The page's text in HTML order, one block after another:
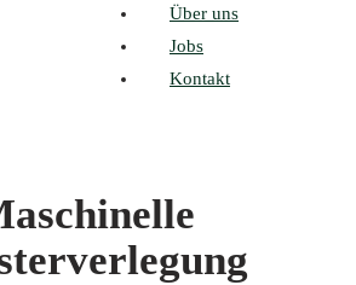
Über uns
Jobs
Kontakt